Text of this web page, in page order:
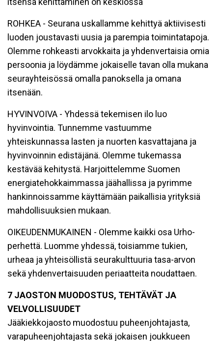
ROHKEA - Seurana uskallamme kehittyä aktiivisesti
luoden joustavasti uusia ja parempia toimintatapoja.
Olemme rohkeasti arvokkaita ja yhdenvertaisia omia
persoonia ja löydämme jokaiselle tavan olla mukana
seurayhteisössä omalla panoksella ja omana
itsenään.
HYVINVOIVA - Yhdessä tekemisen ilo luo
hyvinvointia. Tunnemme vastuumme
yhteiskunnassa lasten ja nuorten kasvattajana ja
hyvinvoinnin edistäjänä. Olemme tukemassa
kestävää kehitystä. Harjoittelemme Suomen
energiatehokkaimmassa jäähallissa ja pyrimme
hankinnoissamme käyttämään paikallisia yrityksiä
mahdollisuuksien mukaan.
OIKEUDENMUKAINEN - Olemme kaikki osa Urho-
perhettä. Luomme yhdessä, toisiamme tukien,
urheaa ja yhteisöllistä seurakulttuuria tasa-arvon
sekä yhdenvertaisuuden periaatteita noudattaen.
7 JAOSTON MUODOSTUS, TEHTÄVÄT JA
VELVOLLISUUDET
Jääkiekkojaosto muodostuu puheenjohtajasta,
varapuheenjohtajasta sekä jokaisen joukkueen